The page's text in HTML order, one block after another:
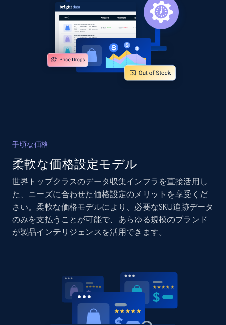
2.1K+ 355+ 今すぐ始める
Home Depot US - Discover products by
specified UPC
Home Depot US - Discovery products by
specific category URL
URL, Domain, Country code, Model number,
Sku, Product id, Product name, Manufacturer,
and more.
Amazon products global dataset
手頃な価格
柔軟な価格設定モデル
世界トップクラスのデータ収集インフラを直接活用し
た、ニーズに合わせた価格設定のメリットを享受くだ
さい。柔軟な価格モデルにより、必要なSKU追跡データ
のみを支払うことが可能で、あらゆる規模のブランド
が製品インテリジェンスを活用できます。